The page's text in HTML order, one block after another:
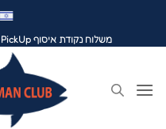
משלוח נקודת איסוף PickUp חינם ברכישה מעל 300 ש"ח באתר